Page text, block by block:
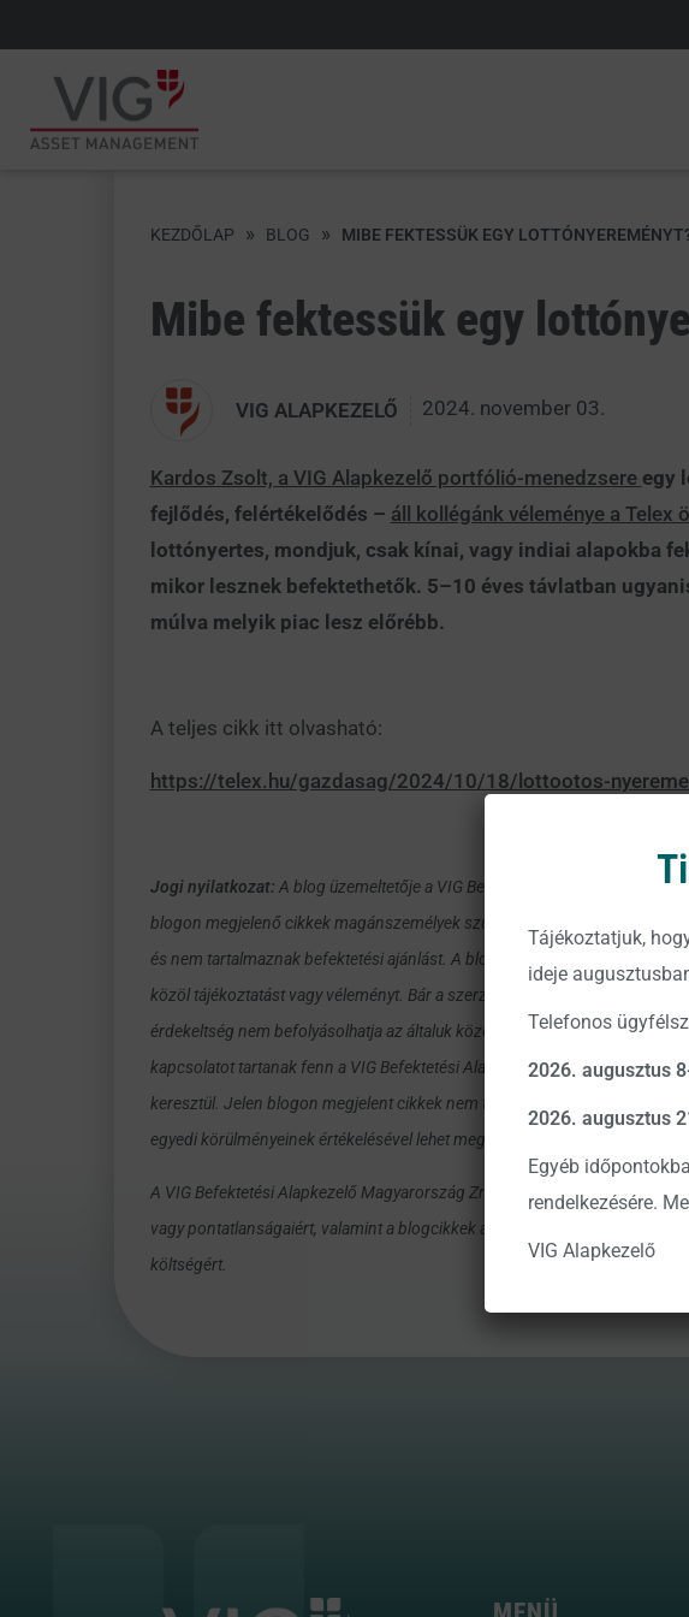
KEZDŐLAP » BLOG » MIBE FEKTESSÜK EGY
Mibe fektessük egy
VIG ALAPKEZELŐ 2024. november 03.
Kardos Zsolt, a VIG Alapkezelő portfólió-menedzsere egy
fejlődés, felértékelődés – áll kollégánk véleménye a Telex
lottónyertes, mondjuk, csak kínai, vagy indiai alapokba
mikor lesznek befektethetők. 5–10 éves távlatban
múlva melyik piac lesz előrébb.
A teljes cikk itt olvasható:
https://telex.hu/gazdasag/2024/10/18/lottootos-
Jogi nyilatkozat: A blog üzemeltetője a VIG Befektetési Alapkezelő
blogon megjelenő cikkek magánszemélyek szubjektív véleményét
és nem tartalmaznak befektetési ajánlást. A blog szerzői saját nevükben
közöl tájékoztatást vagy véleményt. Bár a szerzők tőzsdei vagy tőzsdén
érdekeltség nem befolyásolhatja az általuk közölt tájékoztatást. A blogon
kapcsolatot tartanak fenn a VIG Befektetési Alapkezelő Magyarország
keresztül. Jelen blogon megjelent cikkek nem tartalmaznak teljes körű
egyedi körülményeinek értékelésével lehet megállapítani. A
A VIG Befektetési Alapkezelő Magyarország Zrt., a blog szerkesztői és
vagy pontatlanságaiért, valamint a blogcikkek alapján hozott befektetési
költségért.
Tájékoztatjuk,
ideje
Telefonos
2026. augusztus
2026. augusztus
Egyéb
rendelkezésére.
VIG Alapkezelő